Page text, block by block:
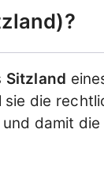
?
Sitzland
sie die
damit die